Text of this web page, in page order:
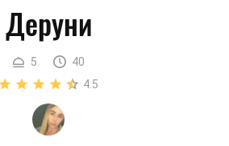
Деруни
5
40
4.5